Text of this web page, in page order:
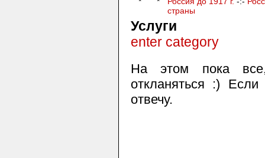
страны
Услуги
enter category
На этом пока
откланяться :)
отвечу.